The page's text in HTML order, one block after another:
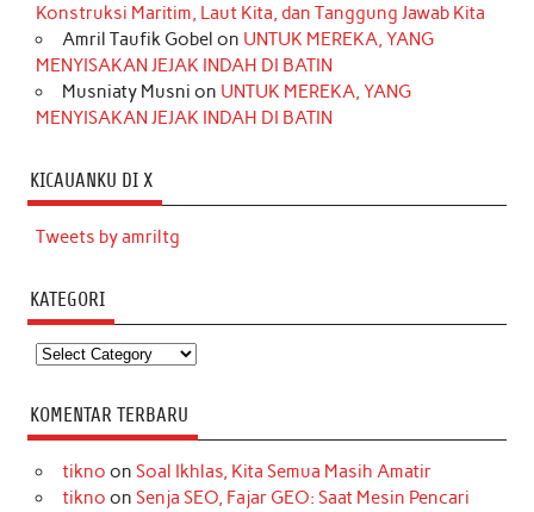
Konstruksi Maritim, Laut Kita, dan Tanggung Jawab Kita
Amril Taufik Gobel on UNTUK MEREKA, YANG
MENYISAKAN JEJAK INDAH DI BATIN
Musniaty Musni on UNTUK MEREKA, YANG
MENYISAKAN JEJAK INDAH DI BATIN
KICAUANKU DI X
Tweets by amriltg
KATEGORI
Kategori
KOMENTAR TERBARU
tikno on Soal Ikhlas, Kita Semua Masih Amatir
tikno on Senja SEO, Fajar GEO: Saat Mesin Pencari